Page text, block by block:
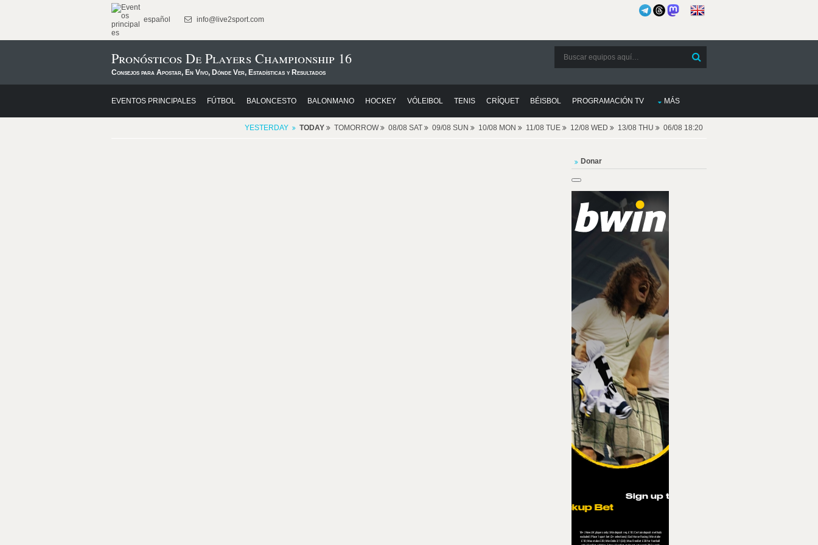
español info@live2sport.com
Pronósticos De Players Championship 16
Consejos para Apostar, En Vivo, Dónde Ver, Estadísticas y Resultados
EVENTOS PRINCIPALES FÚTBOL BALONCESTO BALONMANO HOCKEY VÓLEIBOL TENIS CRÍQUET BÉISBOL PROGRAMACIÓN TV MÁS
YESTERDAY TODAY TOMORROW 08/08 SAT 09/08 SUN 10/08 MON 11/08 TUE 12/08 WED 13/08 THU 06/08 18:20
Donar